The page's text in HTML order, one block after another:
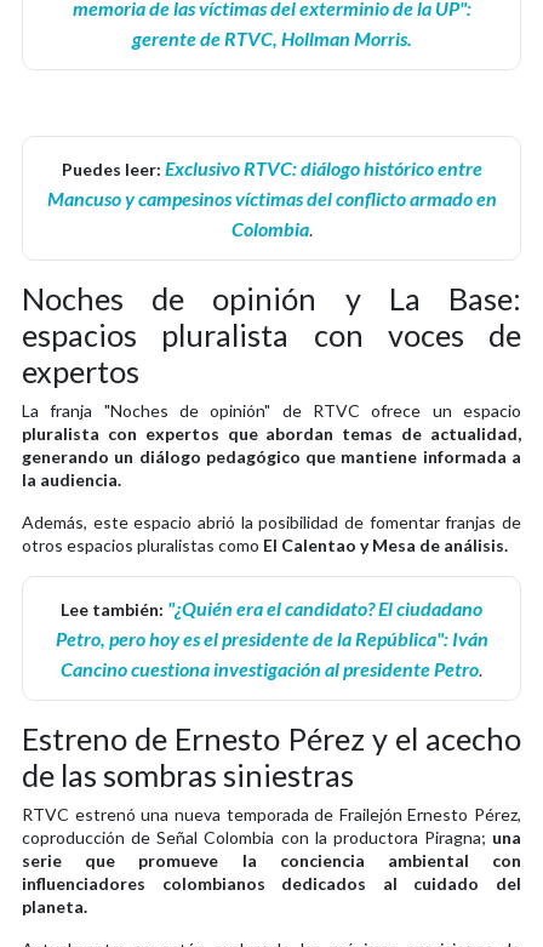
memoria de las víctimas del exterminio de la UP":
gerente de RTVC, Hollman Morris.
Puedes leer: Exclusivo RTVC: diálogo histórico entre
Mancuso y campesinos víctimas del conflicto armado en
Colombia.
Noches de opinión y La Base:
espacios pluralista con voces de
expertos
La franja "Noches de opinión" de RTVC ofrece un espacio
pluralista con expertos que abordan temas de actualidad,
generando un diálogo pedagógico que mantiene informada a
la audiencia.
Además, este espacio abrió la posibilidad de fomentar franjas de
otros espacios pluralistas como El Calentao y Mesa de análisis.
Lee también: "¿Quién era el candidato? El ciudadano
Petro, pero hoy es el presidente de la República": Iván
Cancino cuestiona investigación al presidente Petro.
Estreno de Ernesto Pérez y el acecho
de las sombras siniestras
RTVC estrenó una nueva temporada de Frailejón Ernesto Pérez,
coproducción de Señal Colombia con la productora Piragna; una
serie que promueve la conciencia ambiental con
influenciadores colombianos dedicados al cuidado del
planeta.